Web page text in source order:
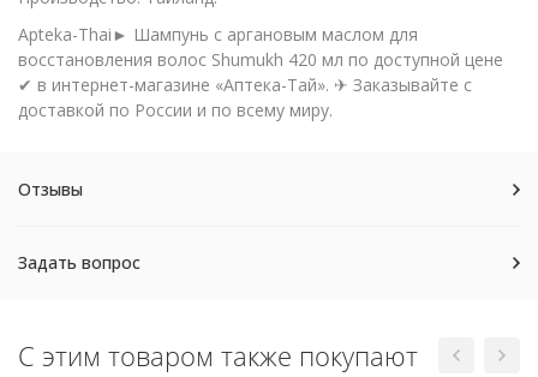
Apteka-Thai► Шампунь с аргановым маслом для
восстановления волос Shumukh 420 мл по доступной цене
✔ в интернет-магазине «Аптека-Тай». ✈ Заказывайте с
доставкой по России и по всему миру.
Отзывы
Задать вопрос
С этим товаром также покупают